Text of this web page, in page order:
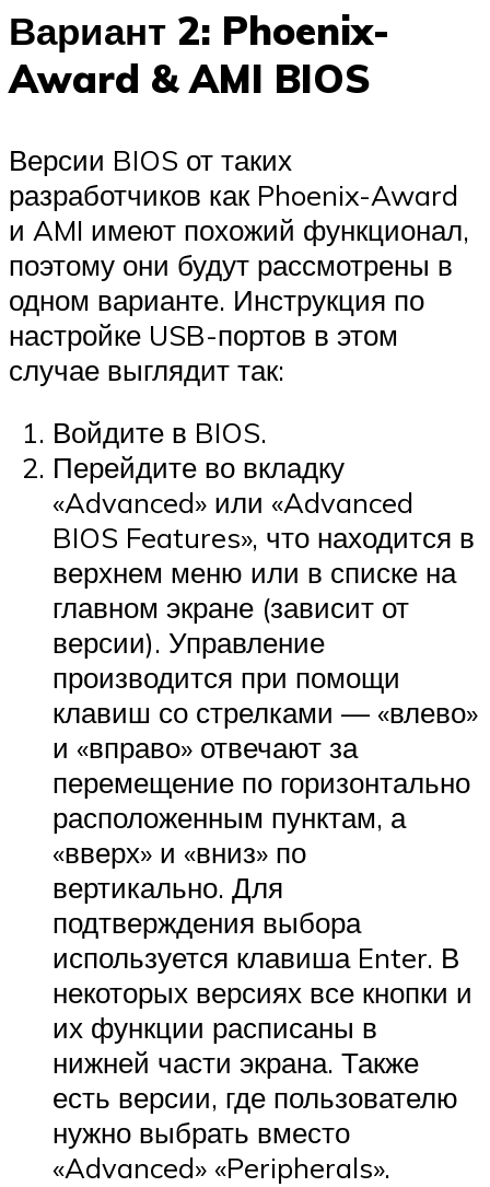
Вариант 2: Phoenix-
Award & AMI BIOS
Версии BIOS от таких
разработчиков как Phoenix-Award
и AMI имеют похожий функционал,
поэтому они будут рассмотрены в
одном варианте. Инструкция по
настройке USB-портов в этом
случае выглядит так:
Войдите в BIOS.
Перейдите во вкладку
«Advanced» или «Advanced
BIOS Features», что находится в
верхнем меню или в списке на
главном экране (зависит от
версии). Управление
производится при помощи
клавиш со стрелками — «влево»
и «вправо» отвечают за
перемещение по горизонтально
расположенным пунктам, а
«вверх» и «вниз» по
вертикально. Для
подтверждения выбора
используется клавиша Enter. В
некоторых версиях все кнопки и
их функции расписаны в
нижней части экрана. Также
есть версии, где пользователю
нужно выбрать вместо
«Advanced» «Peripherals».